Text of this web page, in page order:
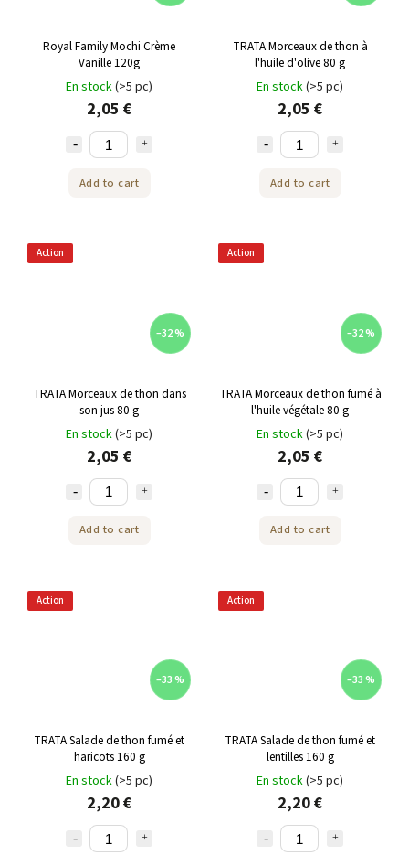
Royal Family Mochi Crème
Vanille 120g
En stock(>5 pc)
2,05 €
Add to cart
TRATA Morceaux de thon à
l'huile d'olive 80 g
En stock(>5 pc)
2,05 €
Add to cart
Action
–32 %
TRATA Morceaux de thon dans
son jus 80 g
En stock(>5 pc)
2,05 €
Add to cart
Action
–32 %
TRATA Morceaux de thon fumé à
l'huile végétale 80 g
En stock(>5 pc)
2,05 €
Add to cart
Action
–33 %
TRATA Salade de thon fumé et
haricots 160 g
En stock(>5 pc)
2,20 €
Action
–33 %
TRATA Salade de thon fumé et
lentilles 160 g
En stock(>5 pc)
2,20 €